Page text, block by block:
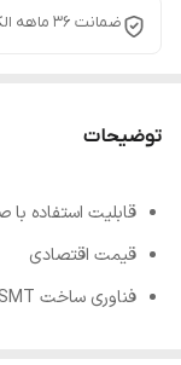
ضمانت ۳۶ ماهه الکتروپیک+ضمانت اصل بودن
توضیحات
قابلیت استفاده
قیمت اقتصادی
فناوری ساخت SMT